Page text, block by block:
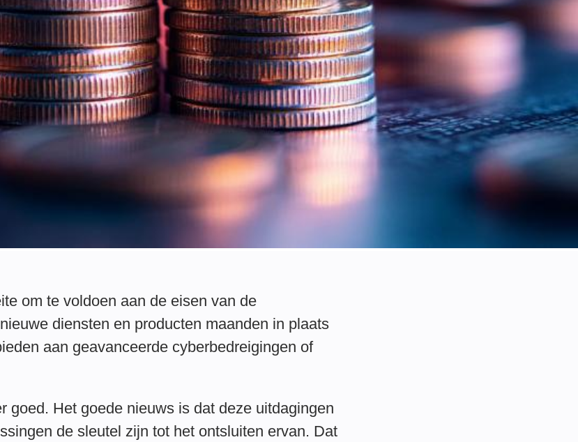
om te voldoen aan de eisen van de
diensten en producten maanden in plaats
aan geavanceerde cyberbedreigingen of
goed. Het goede nieuws is dat deze uitdagingen
de sleutel zijn tot het ontsluiten ervan. Dat